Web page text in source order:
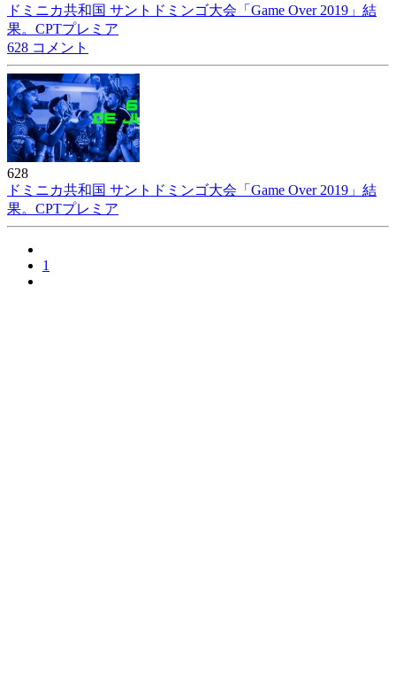
ドミニカ共和国 サントドミンゴ大会「Game Over 2019」結
果。CPTプレミア
628 コメント
628
ドミニカ共和国 サントドミンゴ大会「Game Over 2019」結
果。CPTプレミア
1